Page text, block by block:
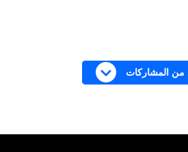
من المشاركات